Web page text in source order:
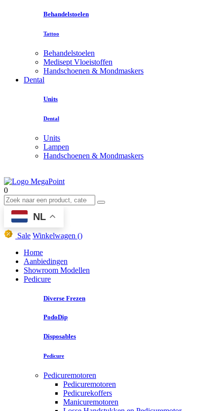
Behandelstoelen
Tattoo
Behandelstoelen
Medisept Vloeistoffen
Handschoenen & Mondmaskers
Dental
Units
Dental
Units
Lampen
Handschoenen & Mondmaskers
0
NL
Sale Winkelwagen ()
Home
Aanbiedingen
Showroom Modellen
Pedicure
Diverse Frezen
PodoDip
Disposables
Pedicure
Pedicuremotoren
Pedicuremotoren
Pedicurekoffers
Manicuremotoren